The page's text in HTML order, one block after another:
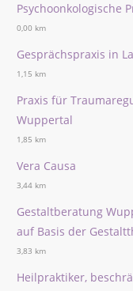
Psychoonkologische
0,00 km
Gesprächspraxis in
1,15 km
Praxis für
Wuppertal
1,85 km
Vera Causa
3,44 km
Gestaltberatung
auf Basis der
3,83 km
Heilpraktiker,